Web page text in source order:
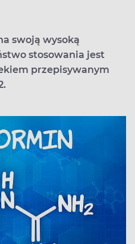
swoją wysoką
stosowania jest
przepisywanym